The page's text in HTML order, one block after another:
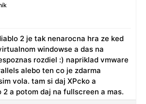
2 je tak nenarocna hra ze ked
windowse a das na
rozdiel :) napriklad vmware
alebo ten co je zdarma
vola. tam si daj XPcko a
2 a potom daj na fullscreen a mas.